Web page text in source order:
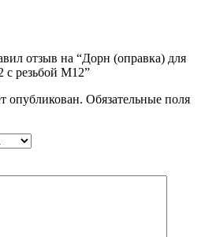
отзыв на “Дорн (оправка) для
с резьбой M12”
опубликован. Обязательные поля